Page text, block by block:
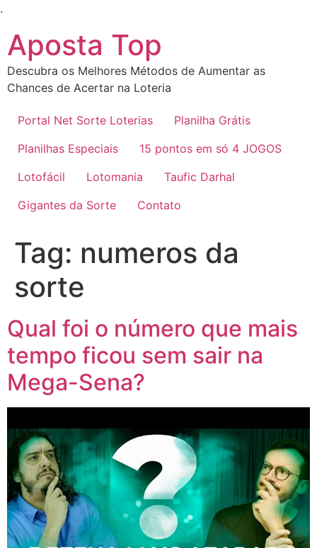
.
conteúdo
Aposta Top
Descubra os Melhores Métodos de Aumentar as
Chances de Acertar na Loteria
Portal Net Sorte Loterias
Planilha Grátis
Planilhas Especiais
15 pontos em só 4 JOGOS
Lotofácil
Lotomania
Taufic Darhal
Gigantes da Sorte
Contato
Tag: numeros da
sorte
Qual foi o número que mais
tempo ficou sem sair na
Mega-Sena?